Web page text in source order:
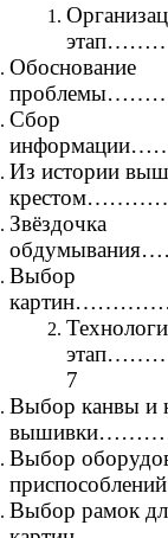
Обоснование
Сбор
Из истории
Звёздочка
Выбор
7
Выбор канвы и
Выбор
Выбор рамок